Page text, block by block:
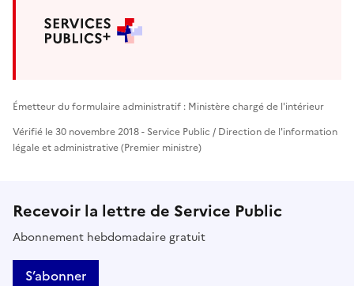
Émetteur du formulaire administratif : Ministère chargé de l'intérieur
Vérifié le 30 novembre 2018 - Service Public / Direction de l'information
légale et administrative (Premier ministre)
Recevoir la lettre de Service Public
Abonnement hebdomadaire gratuit
S’abonner